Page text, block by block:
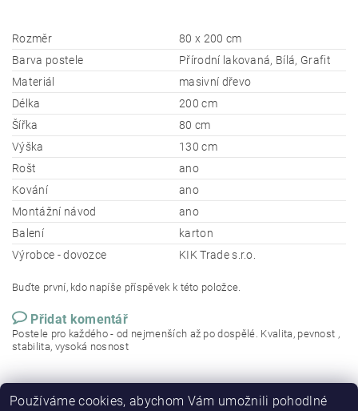
Rozměr
80 x 200 cm
Barva postele
Přírodní lakovaná, Bílá, Grafit
Materiál
masivní dřevo
Délka
200 cm
Šířka
80 cm
Výška
130 cm
Rošt
ano
Kování
ano
Montážní návod
ano
Balení
karton
Výrobce - dovozce
KIK Trade s.r.o.
Buďte první, kdo napíše příspěvek k této položce.
Přidat komentář
Postele pro každého - od nejmenších až po dospělé. Kvalita, pevnost ,
stabilita, vysoká nosnost
Používáme cookies, abychom Vám umožnili pohodlné